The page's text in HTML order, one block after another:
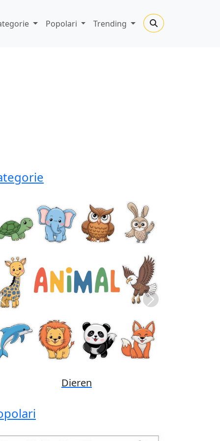
Popolari Trending
Disney
Previous Next